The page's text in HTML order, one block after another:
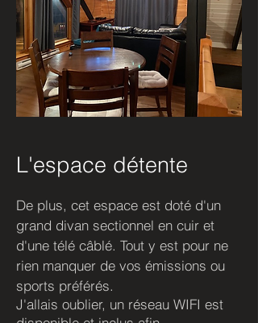
L'espace détente
De plus, cet espace est doté d'un
grand divan sectionnel en cuir et
d'une télé câblé. Tout y est pour ne
rien manquer de vos émissions ou
sports préférés.
J'allais oublier, un réseau WIFI est